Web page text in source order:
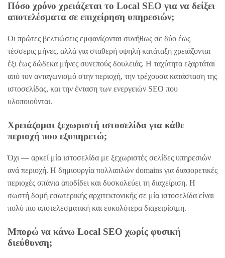
Πόσο χρόνο χρειάζεται το Local SEO για να δείξει
αποτελέσματα σε επιχείρηση υπηρεσιών;
Οι πρώτες βελτιώσεις εμφανίζονται συνήθως σε δύο έως
τέσσερις μήνες, αλλά για σταθερή υψηλή κατάταξη χρειάζονται
έξι έως δώδεκα μήνες συνεπούς δουλειάς. Η ταχύτητα εξαρτάται
από τον ανταγωνισμό στην περιοχή, την τρέχουσα κατάσταση της
ιστοσελίδας, και την ένταση των ενεργειών SEO που
υλοποιούνται.
Χρειάζομαι ξεχωριστή ιστοσελίδα για κάθε
περιοχή που εξυπηρετώ;
Όχι — αρκεί μία ιστοσελίδα με ξεχωριστές σελίδες υπηρεσιών
ανά περιοχή. Η δημιουργία πολλαπλών domains για διαφορετικές
περιοχές σπάνια αποδίδει και δυσκολεύει τη διαχείριση. Η
σωστή δομή εσωτερικής αρχιτεκτονικής σε μία ιστοσελίδα είναι
πολύ πιο αποτελεσματική και ευκολότερα διαχειρίσιμη.
Μπορώ να κάνω Local SEO χωρίς φυσική
διεύθυνση;